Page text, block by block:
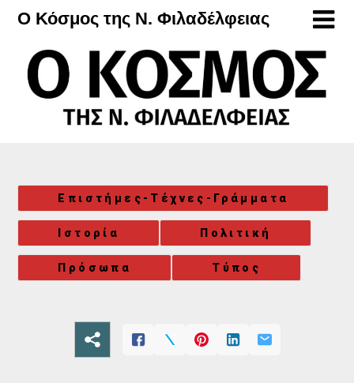
Μετάβαση
περιεχόμενο
Ο Κόσμος της Ν. Φιλαδέλφειας
Επιστήμες-Τέχνες-Γράμματα
Ιστορία Πολιτική
Πρόσωπα Τύπος